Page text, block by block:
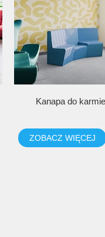
Kanapa do
ZOBACZ WIĘCEJ